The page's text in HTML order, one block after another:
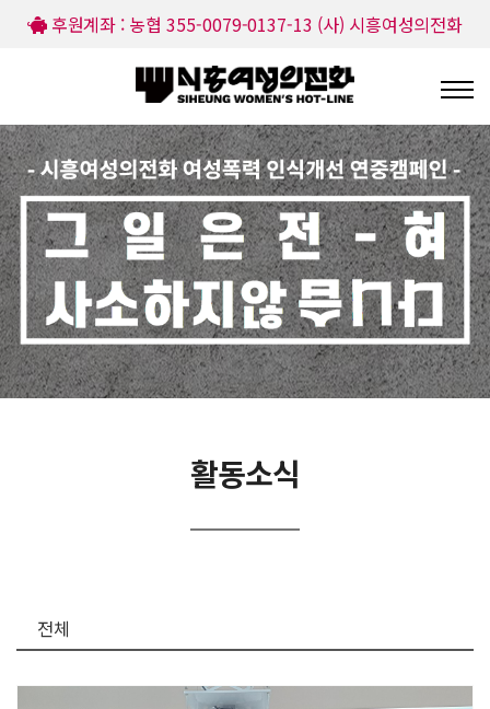
후원계좌 : 농협 355-0079-0137-13 (사) 시흥여성의전화
활동소식
전체